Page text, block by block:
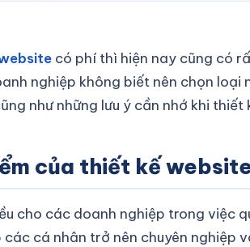
có phí thì hiện nay cũng có
nghiệp không biết nên chọn
như những lưu ý cần nhớ khi
của thiết kế
cho các doanh nghiệp trong việc
cá nhân trở nên chuyên